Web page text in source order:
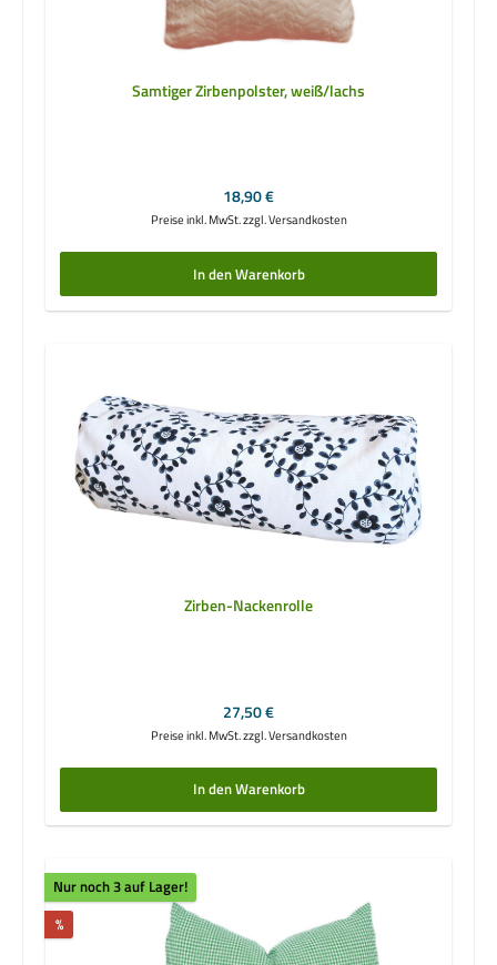
Samtiger Zirbenpolster, weiß/lachs
Regulärer Preis:
18,90 €
Preise inkl. MwSt. zzgl. Versandkosten
In den Warenkorb
Zirben-Nackenrolle
Regulärer Preis:
27,50 €
Preise inkl. MwSt. zzgl. Versandkosten
In den Warenkorb
Nur noch 3 auf Lager!
%Rabatt